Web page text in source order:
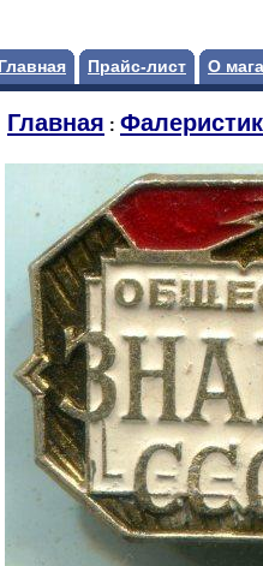
Главная Прайс-лист О
Главная :